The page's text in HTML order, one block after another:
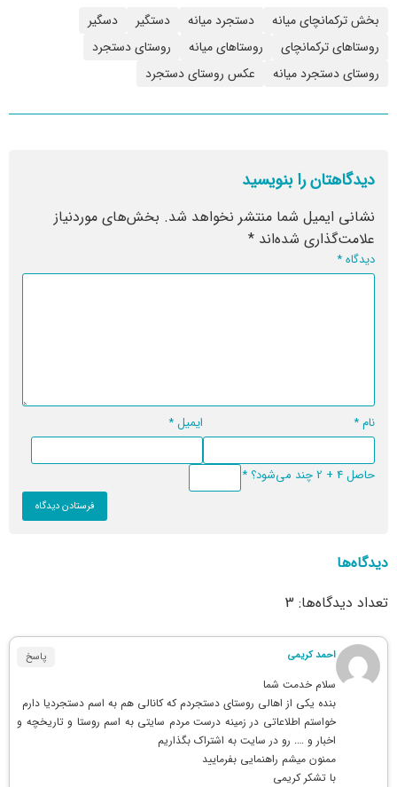
بخش ترکمانچای میانه دستجرد میانه دستگیر
دسگیر
روستاهای ترکمانچای
روستاهای میانه
روستای دستجرد
روستای دستجرد میانه
عکس روستای دستجرد
دیدگاهتان را بنویسید
نشانی ایمیل شما منتشر نخواهد شد. بخش‌های موردنیاز
علامت‌گذاری شده‌اند *
دیدگاه*
نام* ایمیل*
حاصل 4 + 2 چند می‌شود؟ *
دیدگاه‌ها
تعداد دیدگاه‌ها: 3
احمد کریمی پاسخ
سلام خدمت شما
بنده یکی از اهالی روستای دستجردم که کانالی هم به اسم دستجردیا دارم
خواستم اطلاعاتی در زمینه درست مردم سایتی به اسم روستا و تاریخچه و
اخبار و …. رو در سایت به اشتراک بگذاریم
ممنون میشم راهنمایی بفرمایید
با تشکر کریمی